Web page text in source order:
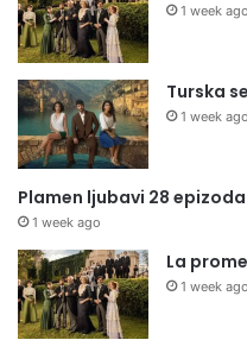
1 week ago
Turska
1 week ago
Plamen ljubavi 28 epizoda
1 week ago
La
1 week ago